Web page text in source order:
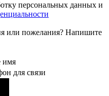
персональных данных и
или пожелания? Напишите
имя
для связи